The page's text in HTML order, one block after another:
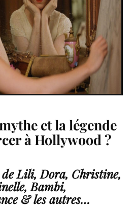
et la légende
à Hollywood ?
de Lili, Dora, Christine,
Bambi,
& les autres…